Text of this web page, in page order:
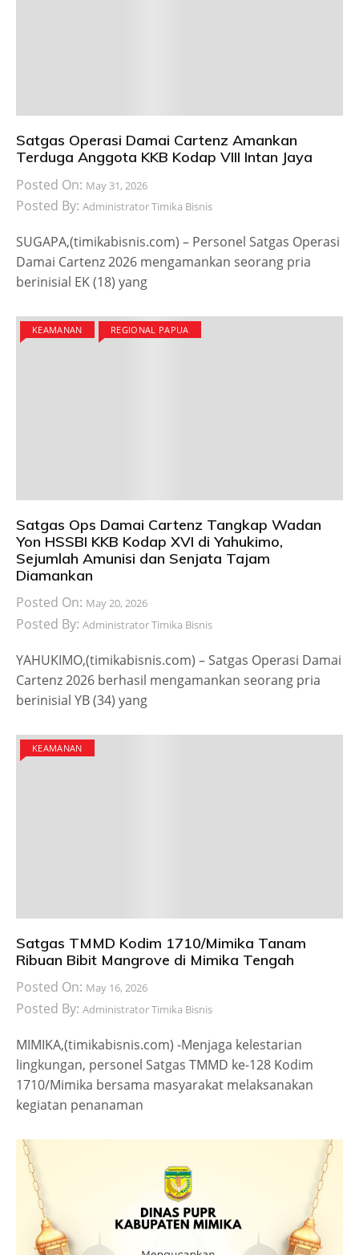
Satgas Operasi Damai Cartenz Amankan
Terduga Anggota KKB Kodap VIII Intan Jaya
Posted On: May 31, 2026
Posted By: Administrator Timika Bisnis
SUGAPA,(timikabisnis.com) – Personel Satgas Operasi
Damai Cartenz 2026 mengamankan seorang pria
berinisial EK (18) yang
KEAMANAN REGIONAL PAPUA
Satgas Ops Damai Cartenz Tangkap Wadan
Yon HSSBI KKB Kodap XVI di Yahukimo,
Sejumlah Amunisi dan Senjata Tajam
Diamankan
Posted On: May 20, 2026
Posted By: Administrator Timika Bisnis
YAHUKIMO,(timikabisnis.com) – Satgas Operasi Damai
Cartenz 2026 berhasil mengamankan seorang pria
berinisial YB (34) yang
KEAMANAN
Satgas TMMD Kodim 1710/Mimika Tanam
Ribuan Bibit Mangrove di Mimika Tengah
Posted On: May 16, 2026
Posted By: Administrator Timika Bisnis
MIMIKA,(timikabisnis.com) -Menjaga kelestarian
lingkungan, personel Satgas TMMD ke-128 Kodim
1710/Mimika bersama masyarakat melaksanakan
kegiatan penanaman